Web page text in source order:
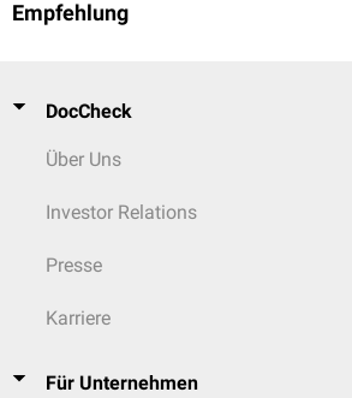
Empfehlung
DocCheck
Über Uns
Investor Relations
Presse
Karriere
Für Unternehmen